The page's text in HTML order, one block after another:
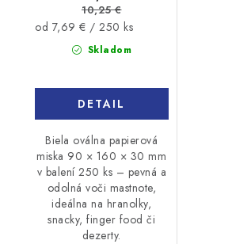
Skladom
10,25 €
Jednotková
od 7,69 € / 250 ks
DETAIL
Biela oválna papierová
miska 90 × 160 × 30 mm
v balení 250 ks – pevná a
odolná voči mastnote,
ideálna na hranolky,
snacky, finger food či
dezerty.